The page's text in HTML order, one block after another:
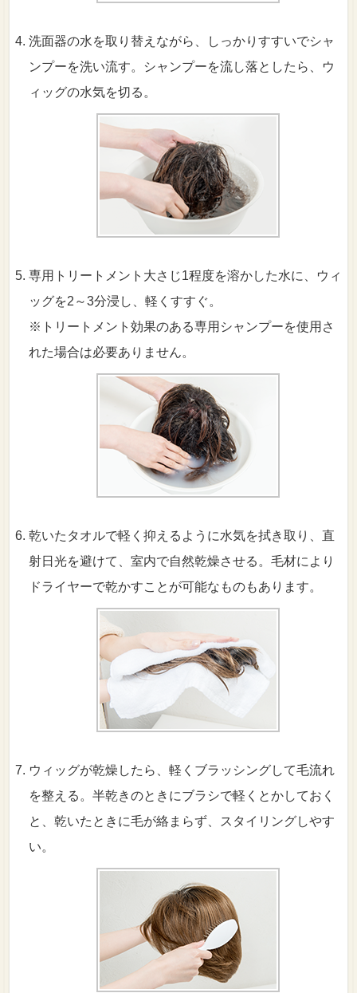
洗面器の水を取り替えながら、しっかりすすいでシャ
ンプーを洗い流す。シャンプーを流し落としたら、ウ
ィッグの水気を切る。
専用トリートメント大さじ1程度を溶かした水に、ウィ
ッグを2～3分浸し、軽くすすぐ。
※トリートメント効果のある専用シャンプーを使用さ
れた場合は必要ありません。
乾いたタオルで軽く抑えるように水気を拭き取り、直
射日光を避けて、室内で自然乾燥させる。毛材により
ドライヤーで乾かすことが可能なものもあります。
ウィッグが乾燥したら、軽くブラッシングして毛流れ
を整える。半乾きのときにブラシで軽くとかしておく
と、乾いたときに毛が絡まらず、スタイリングしやす
い。